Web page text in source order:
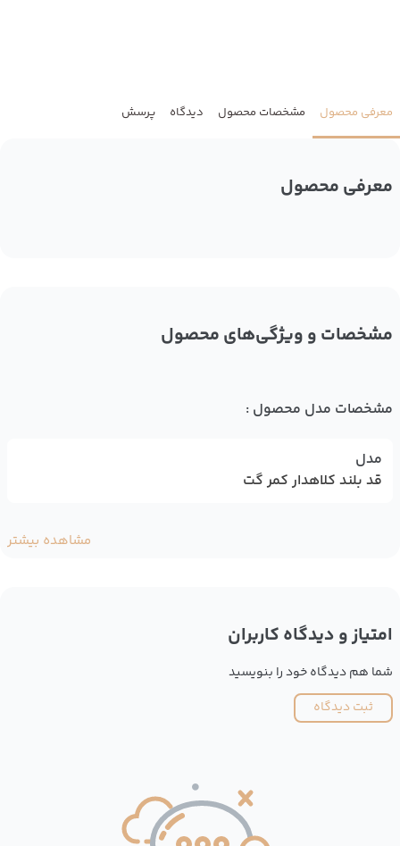
معرفی محصول مشخصات محصول دیدگاه پرسش
معرفی محصول
مشخصات و ویژگی‌های محصول
مشخصات مدل محصول :
مدل
قد بلند کلاهدار کمر گت
مشاهده بیشتر
امتیاز و دیدگاه کاربران
شما هم دیدگاه خود را بنویسید
ثبت دیدگاه